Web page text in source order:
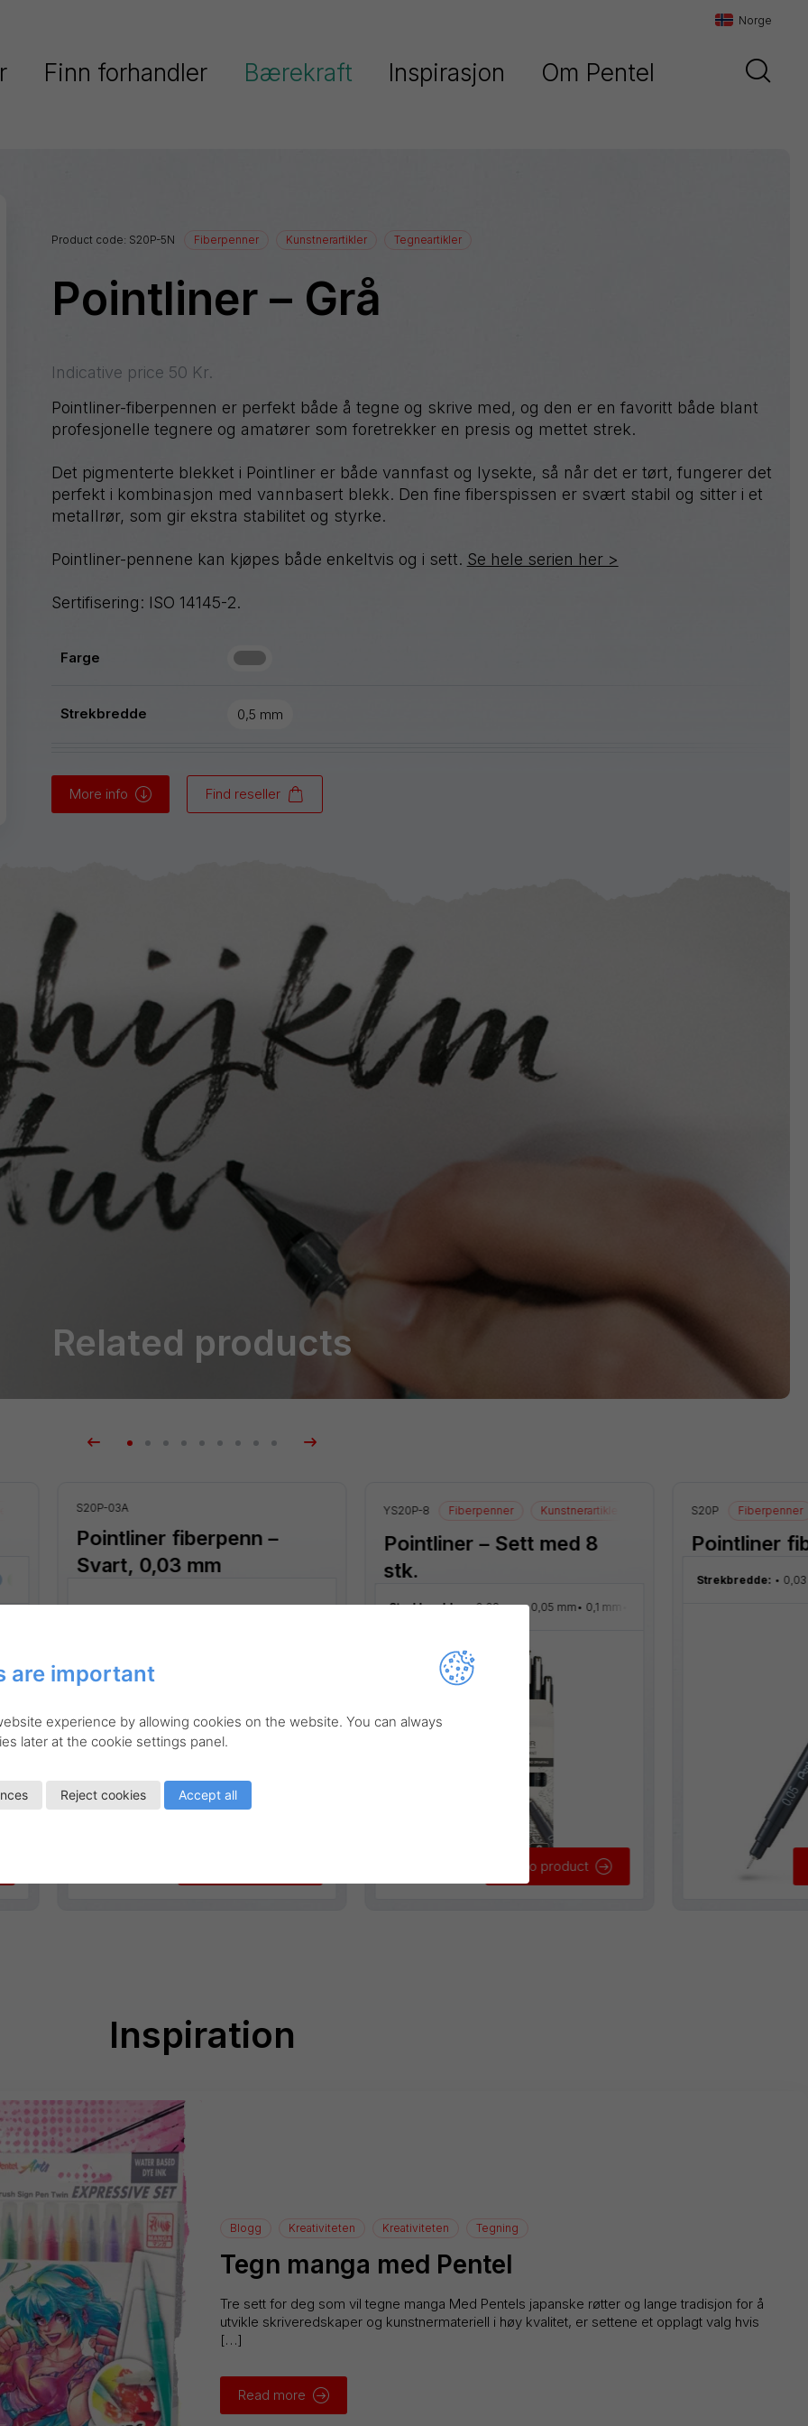
Norge
Colour
EnerGel
GraphGear
line
S
Hybrid
Sign
Pen
Twist-
Erase
Finn forhandler Bærekraft
Dokumentasjon
Inspirasjon Om Pentel
Product code: S20P-5N Fiberpenner Kunstnerartikler Tegneartikler
Pointliner – Grå
Indicative price 50 Kr.
Pointliner-fiberpennen er perfekt både å tegne og skrive med, og den er en favoritt både blant
profesjonelle tegnere og amatører som foretrekker en presis og mettet strek.
Det pigmenterte blekket i Pointliner er både vannfast og lysekte, så når det er tørt, fungerer det
perfekt i kombinasjon med vannbasert blekk. Den fine fiberspissen er svært stabil og sitter i et
metallrør, som gir ekstra stabilitet og styrke.
Pointliner-pennene kan kjøpes både enkeltvis og i sett. Se hele serien her >
Sertifisering: ISO 14145-2.
Farge
Strekbredde 0,5 mm
More info Find reseller
Related products
S20P-03A
Pointliner fiberpenn –
Svart, 0,03 mm
YS20P-8 Fiberpenner Kunstnerartikler Tegneartikler
Pointliner – Sett med 8
stk.
Strekbredde: 0,03 mm 0,05 mm 0,1 mm
Go to product
S20P Fiberpenner
Pointliner
Strekbredde:
Inspiration
Blogg Kreativiteten Kreativiteten Tegning
Tegn manga med Pentel
Tre sett for deg som vil tegne manga Med Pentels japanske røtter og lange tradisjon for å
utvikle skriveredskaper og kunstnermateriell i høy kvalitet, er settene et opplagt valg hvis
[…]
Read more
are important
experience by allowing cookies on the website. You can always
later at the cookie settings panel.
Reject cookies Accept all